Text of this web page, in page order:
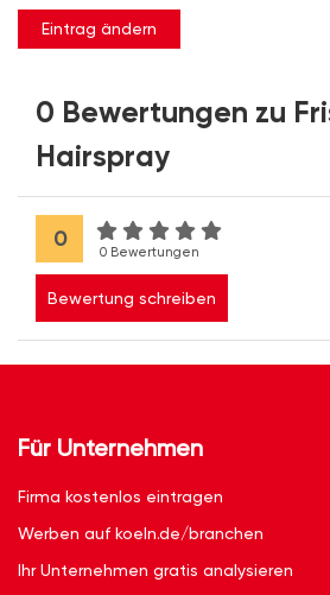
Eintrag ändern
0 Bewertungen zu
Hairspray
0
0 Bewertungen
Bewertung schreiben
Für Unternehmen
Firma kostenlos eintragen
Werben auf koeln.de/branchen
Ihr Unternehmen gratis analysieren